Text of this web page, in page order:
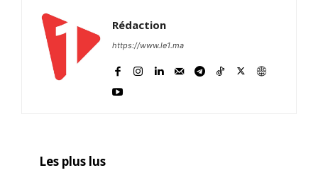
Rédaction
https://www.le1.ma
Les plus lus